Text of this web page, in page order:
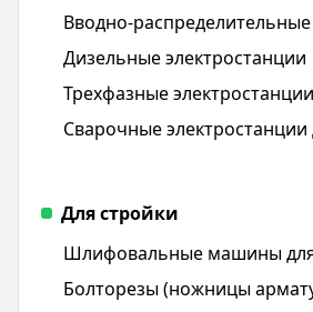
Вводно-распределительные
Дизельные электростанции
Трехфазные
Сварочные
Для стройки
Шлифовальные машины для
Болторезы (ножницы